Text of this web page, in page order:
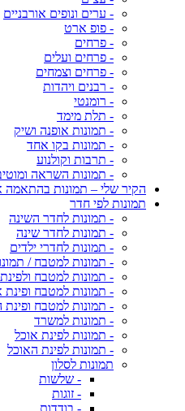
- ערים ונופים אורבניים
- פופ ארט
- פרחים
- פרחים ועלים
- פרחים וצמחים
- רבנים ויהדות
- רומנטי
- תלת מימד
- תמונות אופנה ושיק
- תמונות בקו אחד
- תרבות וקולנוע
- תמונות השראה
הקיר שלי – תמונות בהתאמה
תמונות לפי חדר
- תמונות לחדר השינה
- תמונות לחדר שינה
- תמונות לחדרי ילדים
- תמונות למטבח /
- תמונות למטבח
- תמונות למטבח ופינת
- תמונות למטבח ופינת
- תמונות למשרד
- תמונות לפינת אוכל
- תמונות לפינת האוכל
תמונות לסלון
- שלשות
- זוגות
- בודדות